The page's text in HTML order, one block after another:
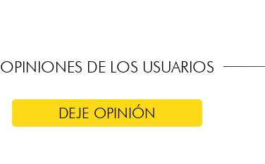
OPINIONES DE LOS USUARIOS
DEJE OPINIÓN